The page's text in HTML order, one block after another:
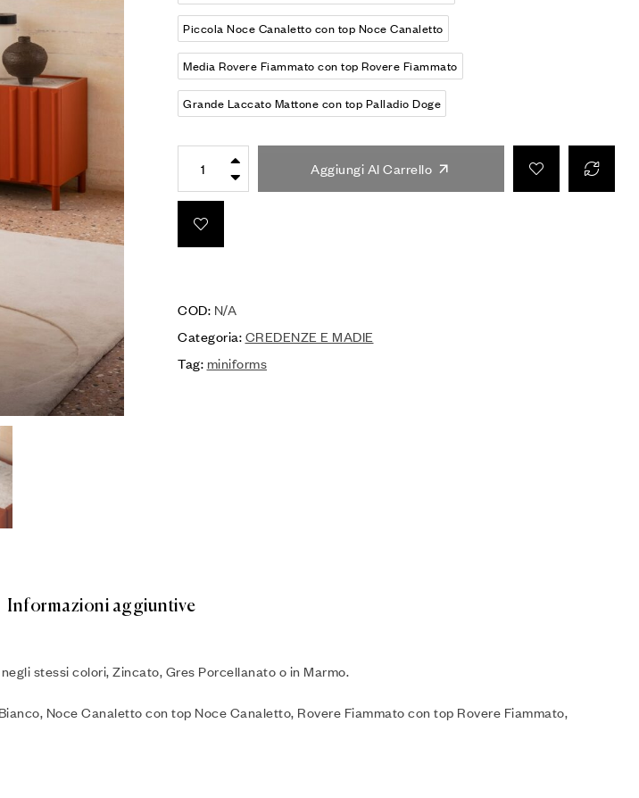
Piccola Noce Canaletto con top Noce Canaletto
Media Rovere Fiammato con top Rovere Fiammato
Grande Laccato Mattone con top Palladio Doge
Aggiungi Al Carrello
COD: N/A
Categoria: CREDENZE E MADIE
Tag: miniforms
Informazioni aggiuntive
stessi colori, Zincato, Gres Porcellanato o in Marmo.
Noce Canaletto con top Noce Canaletto, Rovere Fiammato con top Rovere Fiammato,